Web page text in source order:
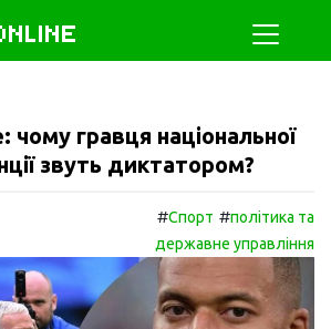
чому гравця національної
звуть диктатором?
#Спорт #політика та
державне управління